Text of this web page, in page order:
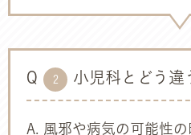
Q 2 小児科とどう違
A. 風邪や病気の可能性